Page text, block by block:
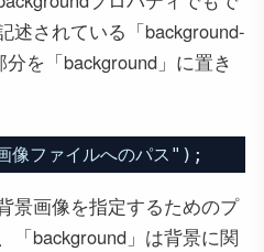
述されている「background-
を「background」に置き
ファイルへのパス");
景画像を指定するためのプ
「background」は背景に関